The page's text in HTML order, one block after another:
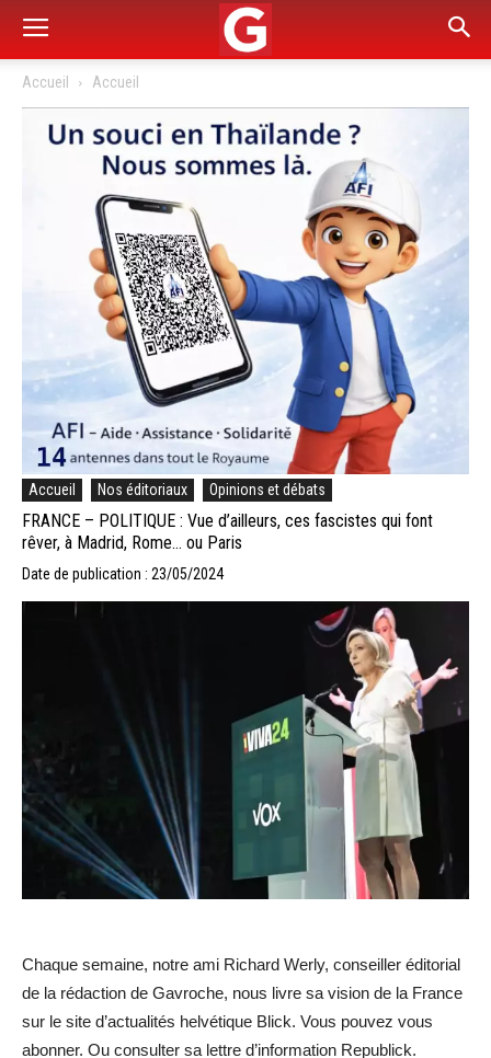
Accueil Accueil
Accueil Nos éditoriaux Opinions et débats
FRANCE – POLITIQUE : Vue d’ailleurs, ces fascistes qui font
rêver, à Madrid, Rome… ou Paris
Date de publication : 23/05/2024
Chaque semaine, notre ami Richard Werly, conseiller éditorial
de la rédaction de Gavroche, nous livre sa vision de la France
sur le site d’actualités helvétique Blick. Vous pouvez vous
abonner. Ou consulter sa lettre d’information Republick.